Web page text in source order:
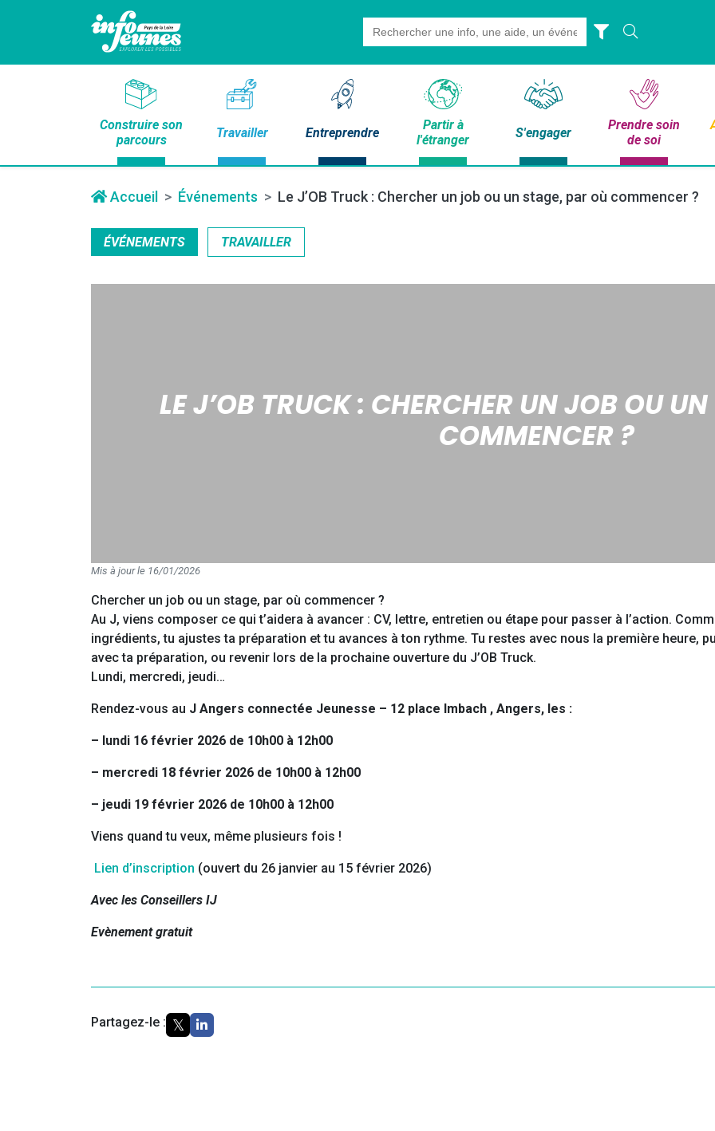
Search
for:
Construire son
parcours
Travailler Entreprendre
Partir à
l'étranger
S'engager
Prendre soin
de soi
Accueil Événements Le J’OB Truck : Chercher un job ou un stage, par où commencer ?
ÉVÉNEMENTS TRAVAILLER
LE J’OB TRUCK : CHERCHER UN JOB OU
COMMENCER ?
Mis à jour le 16/01/2026
Chercher un job ou un stage, par où commencer ?
Au J, viens composer ce qui t’aidera à avancer : CV, lettre, entretien ou étape pour passer à l’action.
ingrédients, tu ajustes ta préparation et tu avances à ton rythme. Tu restes avec nous la première heure,
avec ta préparation, ou revenir lors de la prochaine ouverture du J’OB Truck.
Lundi, mercredi, jeudi…
Rendez-vous au J Angers connectée Jeunesse – 12 place Imbach , Angers, les :
– lundi 16 février 2026 de 10h00 à 12h00
– mercredi 18 février 2026 de 10h00 à 12h00
– jeudi 19 février 2026 de 10h00 à 12h00
Viens quand tu veux, même plusieurs fois !
Lien d’inscription (ouvert du 26 janvier au 15 février 2026)
Avec les Conseillers IJ
Evènement gratuit
Partagez-le :